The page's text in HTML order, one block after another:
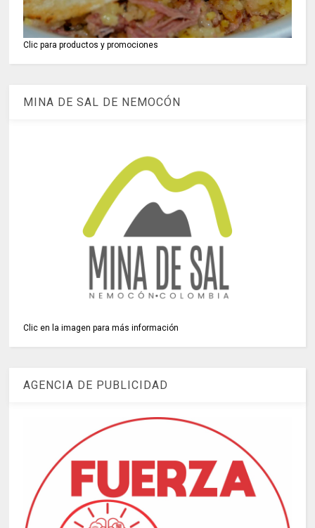
Clic para productos y promociones
MINA DE SAL DE NEMOCÓN
Clic en la imagen para más información
AGENCIA DE PUBLICIDAD